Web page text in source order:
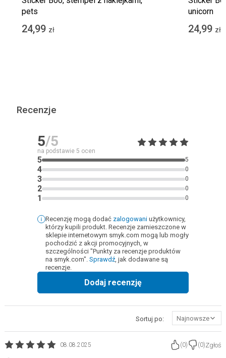
pets
24,99 zł
unicorn
24,99 zł
Recenzje
5/5
na podstawie 5 ocen
5 5
4 0
3 0
2 0
1 0
Recenzję mogą dodać zalogowani użytkownicy,
którzy kupili produkt. Recenzje zamieszczone w
sklepie internetowym smyk.com mogą lub mogły
pochodzić z akcji promocyjnych, w
szczególności "Punkty za recenzje produktów
na smyk.com". Sprawdź, jak dodawane są
recenzje.
Dodaj recenzję
Sortuj po: Najnowsze
08.08.2025 (0) (0)Zgłoś